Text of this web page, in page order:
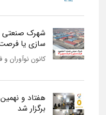
سازی یا
کانون نوآوران و
هفتاد و
برگزار شد